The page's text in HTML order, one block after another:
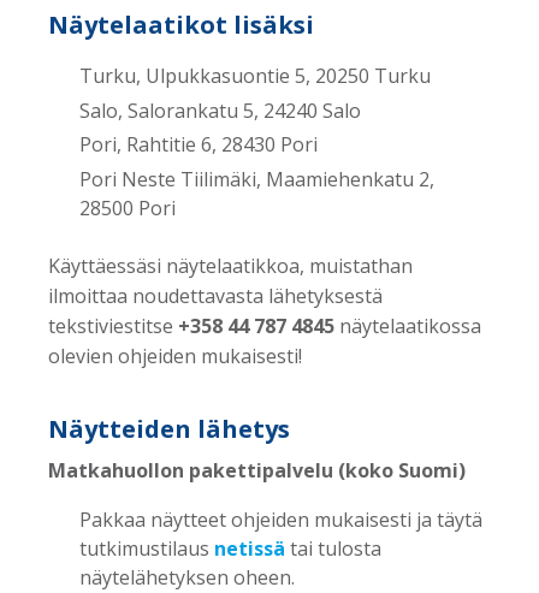
Näytelaatikot lisäksi
Turku, Ulpukkasuontie 5, 20250 Turku
Salo, Salorankatu 5, 24240 Salo
Pori, Rahtitie 6, 28430 Pori
Pori Neste Tiilimäki, Maamiehenkatu 2,
28500 Pori
Käyttäessäsi näytelaatikkoa, muistathan
ilmoittaa noudettavasta lähetyksestä
tekstiviestitse +358 44 787 4845 näytelaatikossa
olevien ohjeiden mukaisesti!
Näytteiden lähetys
Matkahuollon pakettipalvelu (koko Suomi)
Pakkaa näytteet ohjeiden mukaisesti ja täytä
tutkimustilaus netissä tai tulosta
näytelähetyksen oheen.